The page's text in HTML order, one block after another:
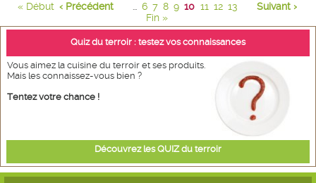
« Début ‹ Précédent ... 6 7 8 9 10 11 12 13
Suivant ›
Fin »
Quiz du terroir : testez vos connaissances
Vous aimez la cuisine du terroir et ses produits.
Mais les connaissez-vous bien ?
Tentez votre chance !
Découvrez les QUIZ du terroir